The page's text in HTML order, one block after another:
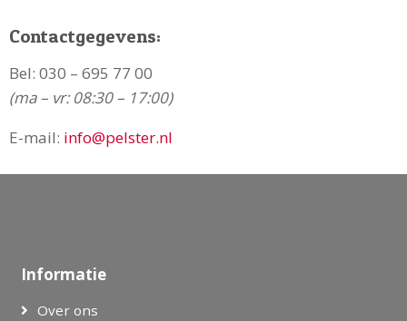
Contactgegevens:
Bel: 030 – 695 77 00
(ma – vr: 08:30 – 17:00)
E-mail: info@pelster.nl
Informatie
Over ons